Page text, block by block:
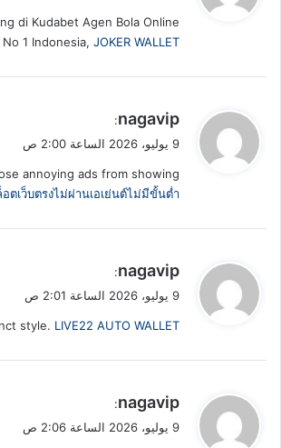
ل
di Kudabet Agen Bola Online
1 Indonesia, JOKER WALLET
ي
ل
nagavip
:
9 يوليو، 2026 الساعة 2:00 ص
annoying ads from showing
ตเว็บตรงไม่ผ่านเอเย่นต์ไม่มีขั้นต่ำ
ي
ل
nagavip
:
9 يوليو، 2026 الساعة 2:01 ص
style. LIVE22 AUTO WALLET
ي
nagavip
:
9 يوليو، 2026 الساعة 2:06 ص